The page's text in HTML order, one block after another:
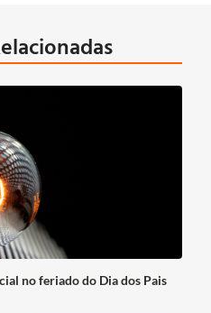
no feriado do Dia dos Pais